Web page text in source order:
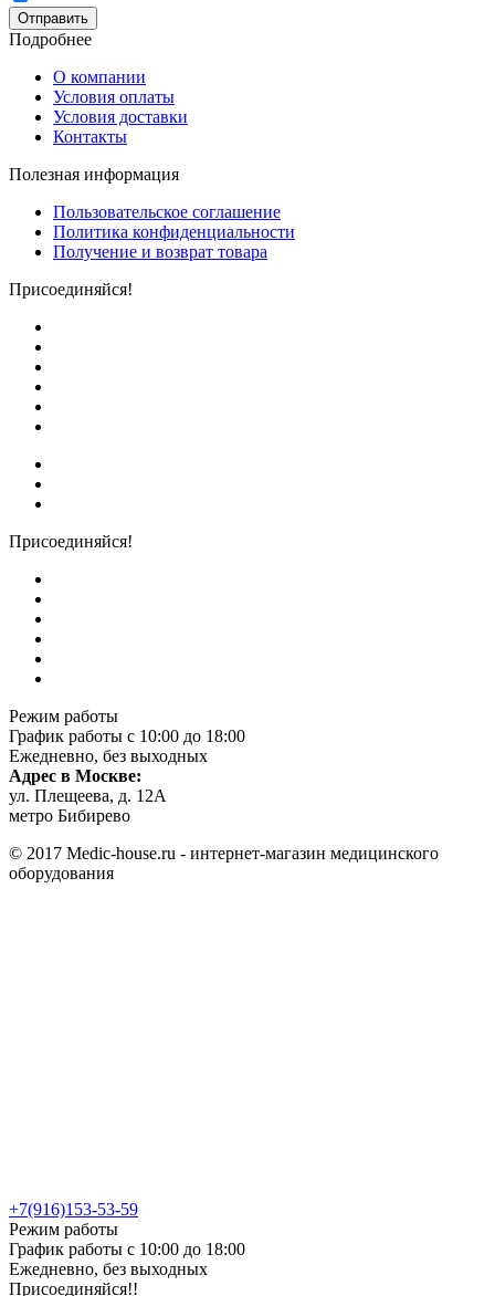
Отправить
Подробнее
О компании
Условия оплаты
Условия доставки
Контакты
Полезная информация
Пользовательское соглашение
Политика конфиденциальности
Получение и возврат товара
Присоединяйся!
Присоединяйся!
Режим работы
График работы с 10:00 до 18:00
Ежедневно, без выходных
Адрес в Москве:
ул. Плещеева, д. 12А
метро Бибирево
© 2017 Medic-house.ru - интернет-магазин медицинского
оборудования
+7(916)153-53-59
Режим работы
График работы с 10:00 до 18:00
Ежедневно, без выходных
Присоединяйся!!